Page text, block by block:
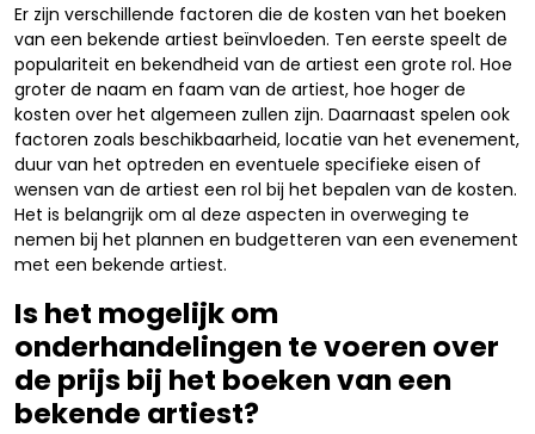
Er zijn verschillende factoren die de kosten van het boeken
van een bekende artiest beïnvloeden. Ten eerste speelt de
populariteit en bekendheid van de artiest een grote rol. Hoe
groter de naam en faam van de artiest, hoe hoger de
kosten over het algemeen zullen zijn. Daarnaast spelen ook
factoren zoals beschikbaarheid, locatie van het evenement,
duur van het optreden en eventuele specifieke eisen of
wensen van de artiest een rol bij het bepalen van de kosten.
Het is belangrijk om al deze aspecten in overweging te
nemen bij het plannen en budgetteren van een evenement
met een bekende artiest.
Is het mogelijk om
onderhandelingen te voeren over
de prijs bij het boeken van een
bekende artiest?